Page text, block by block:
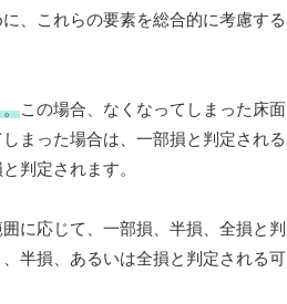
、これらの要素を総合的に考慮する
。この場合、なくなってしまった床面
まった場合は、一部損と判定される
判定されます。
に応じて、一部損、半損、全損と判
半損、あるいは全損と判定される可